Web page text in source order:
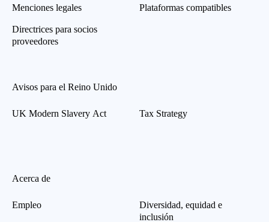
Menciones legales
Directrices para socios
proveedores
Plataformas compatibles
Avisos para el Reino Unido
UK Modern Slavery Act Tax Strategy
Acerca de
Empleo
Diversidad, equidad e
inclusión